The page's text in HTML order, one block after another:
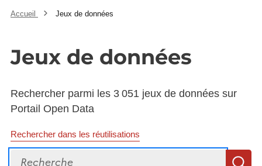
Accueil Jeux de données
Jeux de données
Rechercher parmi les 3 051 jeux de données sur
Portail Open Data
Rechercher dans les réutilisations
Recherche